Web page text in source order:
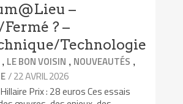
–
? –
Technologie
, LE BON VOISIN , NOUVEAUTÉS ,
/ 22 AVRIL 2026
Prix : 28 euros Ces essais